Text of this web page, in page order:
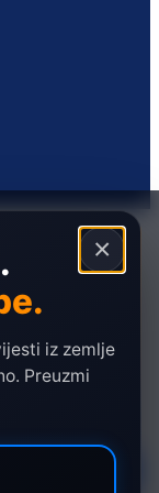
×
iz zemlje
Preuzmi